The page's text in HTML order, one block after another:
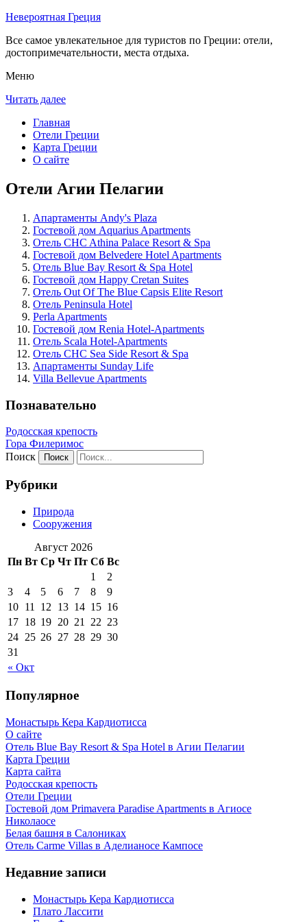
Невероятная Греция
Все самое увлекательное для туристов по Греции: отели,
достопримечательности, места отдыха.
Меню
Читать далее
Главная
Отели Греции
Карта Греции
О сайте
Отели Агии Пелагии
Апартаменты Andy's Plaza
Гостевой дом Aquarius Apartments
Отель CHC Athina Palace Resort & Spa
Гостевой дом Belvedere Hotel Apartments
Отель Blue Bay Resort & Spa Hotel
Гостевой дом Happy Cretan Suites
Отель Out Of The Blue Capsis Elite Resort
Отель Peninsula Hotel
Perla Apartments
Гостевой дом Renia Hotel-Apartments
Отель Scala Hotel-Apartments
Отель CHC Sea Side Resort & Spa
Апартаменты Sunday Life
Villa Bellevue Apartments
Познавательно
Родосская крепость
Гора Филеримос
Поиск
Рубрики
Природа
Сооружения
Август 2026
Пн Вт Ср Чт Пт Сб Вс
« Окт
1
2
3
4 5 6 7 8
9
10 11 12 13 14 15 16
17 18 19 20 21 22 23
24 25 26 27 28 29 30
31
Популярное
Монастырь Кера Кардиотисса
О сайте
Отель Blue Bay Resort & Spa Hotel в Агии Пелагии
Карта Греции
Карта сайта
Родосская крепость
Отели Греции
Гостевой дом Primavera Paradise Apartments в Агиосе
Николаосе
Белая башня в Салониках
Отель Carme Villas в Аделианосе Кампосе
Недавние записи
Монастырь Кера Кардиотисса
Плато Лассити